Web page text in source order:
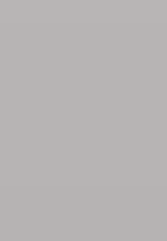
Rye Straight